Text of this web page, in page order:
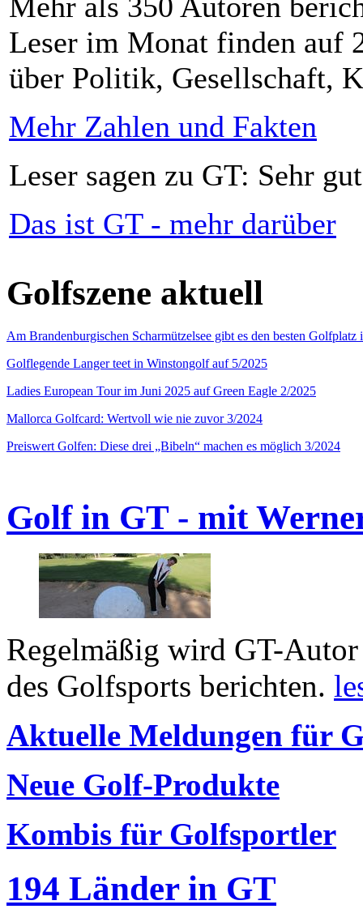
Leser im Monat finden auf
über Politik, Gesellschaft,
Mehr Zahlen und Fakten
Leser sagen zu GT: Sehr
Das ist GT - mehr darüber
Golfszene aktuell
Am Brandenburgischen Scharmützelsee gibt es den besten
Golflegende Langer teet in Winstongolf auf 5/2025
Ladies European Tour im Juni 2025 auf Green Eagle 2/2025
Mallorca Golfcard: Wertvoll wie nie zuvor 3/2024
Preiswert Golfen: Diese drei „Bibeln“ machen es möglich 3/2024
Golf in GT - mit
Regelmäßig wird GT-
des Golfsports berichten.
Aktuelle Meldungen für
Neue Golf-Produkte
Kombis für Golfsportler
194 Länder in GT